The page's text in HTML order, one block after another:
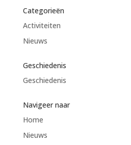
Categorieën
Activiteiten
Nieuws
Geschiedenis
Geschiedenis
Navigeer naar
Home
Nieuws